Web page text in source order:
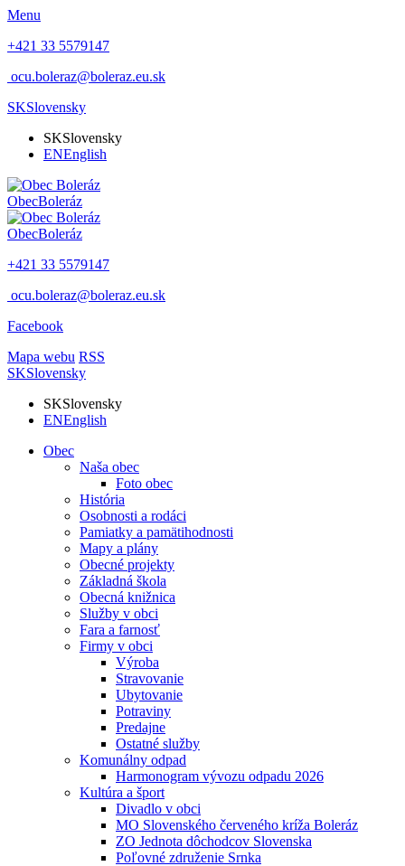
Menu
+421 33 5579147
ocu.boleraz@boleraz.eu.sk
SKSlovensky
SKSlovensky
ENEnglish
ObecBoleráz
ObecBoleráz
+421 33 5579147
ocu.boleraz@boleraz.eu.sk
Facebook
Mapa webu RSS
SKSlovensky
SKSlovensky
ENEnglish
Obec
Naša obec
Foto obec
História
Osobnosti a rodáci
Pamiatky a pamätihodnosti
Mapy a plány
Obecné projekty
Základná škola
Obecná knižnica
Služby v obci
Fara a farnosť
Firmy v obci
Výroba
Stravovanie
Ubytovanie
Potraviny
Predajne
Ostatné služby
Komunálny odpad
Harmonogram vývozu odpadu 2026
Kultúra a šport
Divadlo v obci
MO Slovenského červeného kríža Boleráz
ZO Jednota dôchodcov Slovenska
Poľovné združenie Srnka